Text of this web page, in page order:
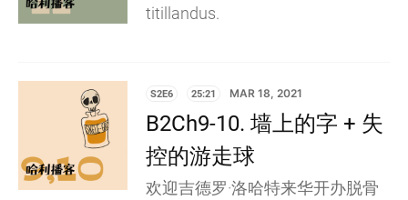
titillandus.
S2E6 25:21 MAR 18, 2021
B2Ch9-10. 墙上的字 + 失
控的游走球
欢迎吉德罗·洛哈特来华开办脱骨